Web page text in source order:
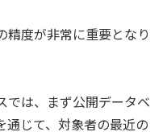
精度が非常に重要となり
では、まず公開データベ
通じて、対象者の最近の